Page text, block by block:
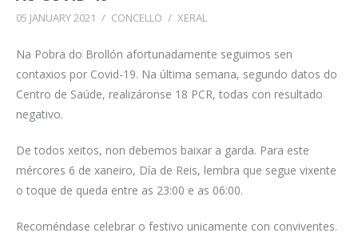
05 JANUARY 2021 / CONCELLO / XERAL
Na Pobra do Brollón afortunadamente seguimos sen
contaxios por Covid-19. Na última semana, segundo datos do
Centro de Saúde, realizáronse 18 PCR, todas con resultado
negativo.
De todos xeitos, non debemos baixar a garda. Para este
mércores 6 de xaneiro, Día de Reis, lembra que segue vixente
o toque de queda entre as 23:00 e as 06:00.
Recoméndase celebrar o festivo unicamente con conviventes.